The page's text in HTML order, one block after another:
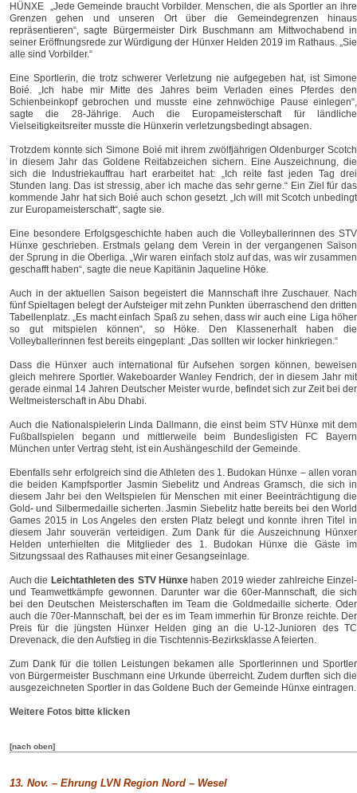
HÜNXE „Jede Gemeinde braucht Vorbilder. Menschen, die als Sportler an ihre
Grenzen gehen und unseren Ort über die Gemeindegrenzen hinaus
repräsentieren“, sagte Bürgermeister Dirk Buschmann am Mittwochabend in
seiner Eröffnungsrede zur Würdigung der Hünxer Helden 2019 im Rathaus. „Sie
alle sind Vorbilder.“
Eine Sportlerin, die trotz schwerer Verletzung nie aufgegeben hat, ist Simone
Boié. „Ich habe mir Mitte des Jahres beim Verladen eines Pferdes den
Schienbeinkopf gebrochen und musste eine zehnwöchige Pause einlegen“,
sagte die 28-Jährige. Auch die Europameisterschaft für ländliche
Vielseitigkeitsreiter musste die Hünxerin verletzungsbedingt absagen.
Trotzdem konnte sich Simone Boié mit ihrem zwölfjährigen Oldenburger Scotch
in diesem Jahr das Goldene Reitabzeichen sichern. Eine Auszeichnung, die
sich die Industriekauffrau hart erarbeitet hat: „Ich reite fast jeden Tag drei
Stunden lang. Das ist stressig, aber ich mache das sehr gerne.“ Ein Ziel für das
kommende Jahr hat sich Boié auch schon gesetzt. „Ich will mit Scotch unbedingt
zur Europameisterschaft“, sagte sie.
Eine besondere Erfolgsgeschichte haben auch die Volleyballerinnen des STV
Hünxe geschrieben. Erstmals gelang dem Verein in der vergangenen Saison
der Sprung in die Oberliga. „Wir waren einfach stolz auf das, was wir zusammen
geschafft haben“, sagte die neue Kapitänin Jaqueline Höke.
Auch in der aktuellen Saison begeistert die Mannschaft ihre Zuschauer. Nach
fünf Spieltagen belegt der Aufsteiger mit zehn Punkten überraschend den dritten
Tabellenplatz. „Es macht einfach Spaß zu sehen, dass wir auch eine Liga höher
so gut mitspielen können“, so Höke. Den Klassenerhalt haben die
Volleyballerinnen fest bereits eingeplant: „Das sollten wir locker hinkriegen.“
Dass die Hünxer auch international für Aufsehen sorgen können, beweisen
gleich mehrere Sportler. Wakeboarder Wanley Fendrich, der in diesem Jahr mit
gerade einmal 14 Jahren Deutscher Meister wurde, befindet sich zur Zeit bei der
Weltmeisterschaft in Abu Dhabi.
Auch die Nationalspielerin Linda Dallmann, die einst beim STV Hünxe mit dem
Fußballspielen begann und mittlerweile beim Bundesligisten FC Bayern
München unter Vertrag steht, ist ein Aushängeschild der Gemeinde.
Ebenfalls sehr erfolgreich sind die Athleten des 1. Budokan Hünxe – allen voran
die beiden Kampfsportler Jasmin Siebelitz und Andreas Gramsch, die sich in
diesem Jahr bei den Weltspielen für Menschen mit einer Beeinträchtigung die
Gold- und Silbermedaille sicherten. Jasmin Siebelitz hatte bereits bei den World
Games 2015 in Los Angeles den ersten Platz belegt und konnte ihren Titel in
diesem Jahr souverän verteidigen. Zum Dank für die Auszeichnung Hünxer
Helden unterhielten die Mitglieder des 1. Budokan Hünxe die Gäste im
Sitzungssaal des Rathauses mit einer Gesangseinlage.
Auch die Leichtathleten des STV Hünxe haben 2019 wieder zahlreiche Einzel-
und Teamwettkämpfe gewonnen. Darunter war die 60er-Mannschaft, die sich
bei den Deutschen Meisterschaften im Team die Goldmedaille sicherte. Oder
auch die 70er-Mannschaft, bei der es im Team immerhin für Bronze reichte. Der
Preis für die jüngsten Hünxer Helden ging an die U-12-Junioren des TC
Drevenack, die den Aufstieg in die Tischtennis-Bezirksklasse A feierten.
Zum Dank für die tollen Leistungen bekamen alle Sportlerinnen und Sportler
von Bürgermeister Buschmann eine Urkunde überreicht. Zudem durften sich die
ausgezeichneten Sportler in das Goldene Buch der Gemeinde Hünxe eintragen.
Weitere Fotos bitte klicken
[nach oben]
13. Nov. – Ehrung LVN Region Nord – Wesel